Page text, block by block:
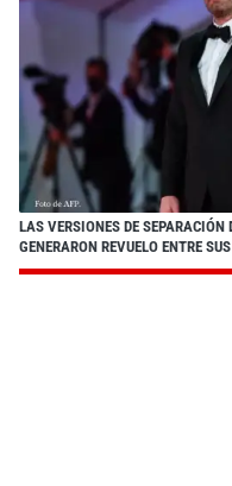
LAS VERSIONES DE SEPARACIÓN
GENERARON REVUELO ENTRE